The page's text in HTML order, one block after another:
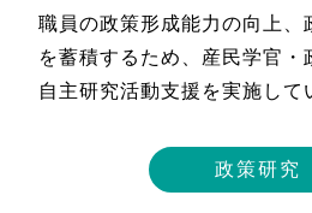
職員の政策形成能力の向上、
を蓄積するため、産民学官・
自主研究活動支援を実施して
政策研究